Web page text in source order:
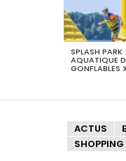
SPLASH PARK
AQUATIQUE
GONFLABLES
ACTUS
SHOPPING